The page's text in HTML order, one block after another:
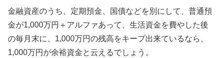
金融資産のうち、定期預金、国債などを別にして、普通預
金が1,000万円＋アルファあって、生活資金を費やした後
の毎月末に、1,000万円の残高をキープ出来ているなら、
1,000万円が余裕資金と云えるでしょう。